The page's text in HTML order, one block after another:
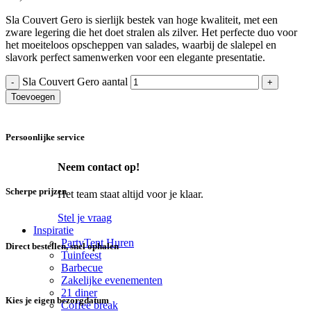
Neem contact op!
Het team staat altijd voor je klaar.
Stel je vraag
Inspiratie
PartyTent Huren
Tuinfeest
Barbecue
Zakelijke evenementen
21 diner
Coffee break
Sla Couvert Gero is sierlijk bestek van hoge kwaliteit, met een
zware legering die het doet stralen als zilver. Het perfecte duo voor
het moeiteloos opscheppen van salades, waarbij de slalepel en
slavork perfect samenwerken voor een elegante presentatie.
Sla Couvert Gero aantal
Toevoegen
Persoonlijke service
Scherpe prijzen
Direct bestellen, snel ophalen
Kies je eigen bezorgdatum